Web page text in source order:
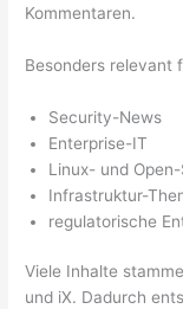
Kommentaren.
Besonders relevant
Security-News
Enterprise-IT
Linux- und
Infrastruktur-
regulatorische
Viele Inhalte
und iX. Dadurch